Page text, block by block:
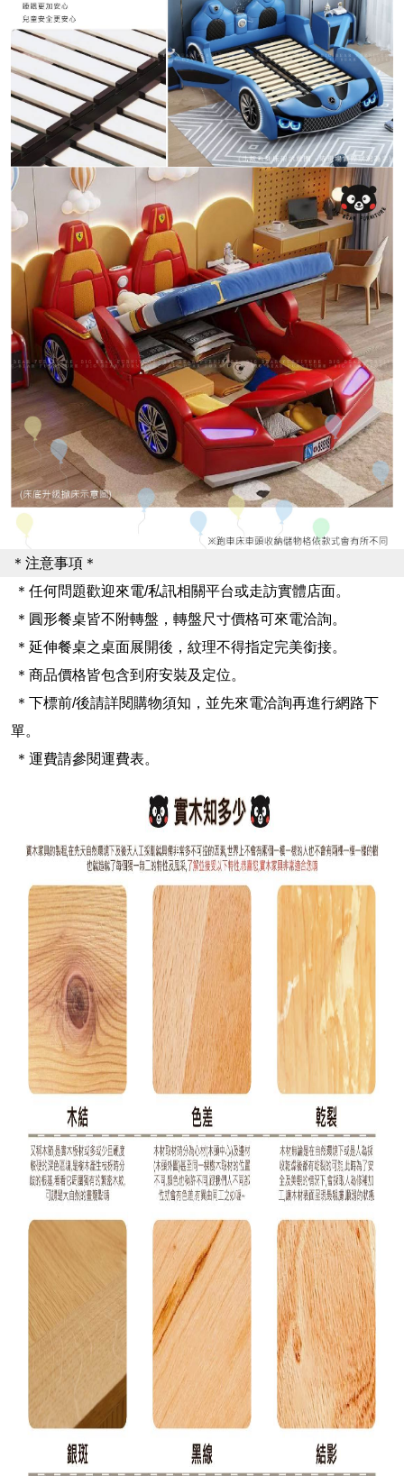
＊注意事項＊
＊任何問題歡迎來電/私訊相關平台或走訪實體店面。
＊圓形餐桌皆不附轉盤，轉盤尺寸價格可來電洽詢。
＊延伸餐桌之桌面展開後，紋理不得指定完美銜接。
＊商品價格皆包含到府安裝及定位。
＊下標前/後請詳閱購物須知，並先來電洽詢再進行網路下
單。
＊運費請參閱運費表。